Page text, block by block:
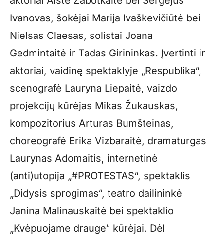
Ivanovas, šokėjai Marija Ivaškevičiūtė bei
Nielsas Claesas, solistai Joana
Gedmintaitė ir Tadas Girininkas. Įvertinti ir
aktoriai, vaidinę spektaklyje „Respublika“,
scenografė Lauryna Liepaitė, vaizdo
projekcijų kūrėjas Mikas Žukauskas,
kompozitorius Arturas Bumšteinas,
choreografė Erika Vizbaraitė, dramaturgas
Laurynas Adomaitis, internetinė
(anti)utopija „#PROTESTAS“, spektaklis
„Didysis sprogimas“, teatro dailininkė
Janina Malinauskaitė bei spektaklio
„Kvėpuojame drauge“ kūrėjai. Dėl